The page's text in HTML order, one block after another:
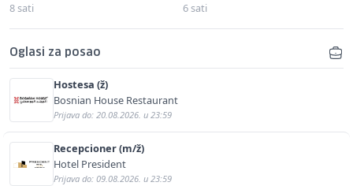
8 sati 6 sati
Oglasi za posao
Hostesa (ž)
Bosnian House Restaurant
Prijava do: 20.08.2026. u 23:59
Recepcioner (m/ž)
Hotel President
Prijava do: 09.08.2026. u 23:59